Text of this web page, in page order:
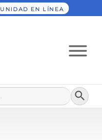
UNIDAD EN LÍNEA
Botón